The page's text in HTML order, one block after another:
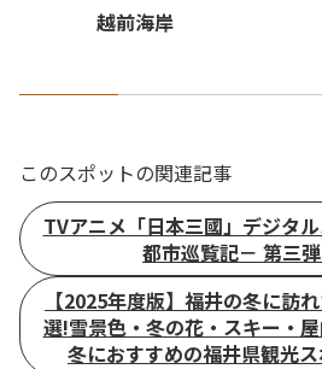
越前海岸
このスポットの関連記事
TVアニメ「日本三國」デジタ
都市巡覧記－ 第三
【2025年度版】福井の冬に訪
選!雪景色・冬の花・スキー・
冬におすすめの福井県観光